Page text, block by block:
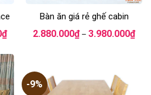
₫Khoảng
giá:
4.550.000₫
đến
6.580.000₫
Bàn ăn giá rẻ ghế cabin
2.880.000₫ – 3.980.000₫giá:
-9%